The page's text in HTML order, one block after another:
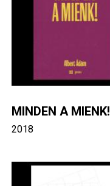
MINDEN A MIENK!
2018
Image